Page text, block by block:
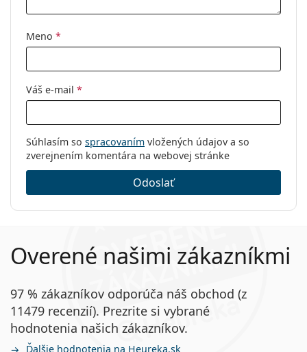
Meno *
Váš e-mail *
Súhlasím so spracovaním vložených údajov a so
zverejnením komentára na webovej stránke
Odoslať
Overené našimi zákazníkmi
97 % zákazníkov odporúča náš obchod (z
11479 recenzií). Prezrite si vybrané
hodnotenia našich zákazníkov.
Ďalšie hodnotenia na Heureka.sk